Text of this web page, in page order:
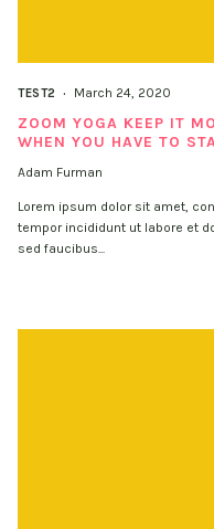
TEST2 March 24, 2020
ZOOM YOGA KEEP IT
WHEN YOU HAVE TO
Adam Furman
Lorem ipsum dolor sit amet,
tempor incididunt ut labore et
sed faucibus...